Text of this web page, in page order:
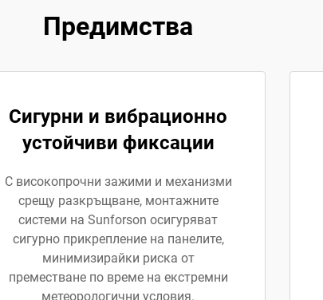
Предимства
Сигурни и вибрационно
устойчиви фиксации
С високопрочни зажими и механизми
срещу разкръщване, монтажните
системи на Sunforson осигуряват
сигурно прикрепление на панелите,
минимизирайки риска от
преместване по време на екстремни
метеорологични условия.